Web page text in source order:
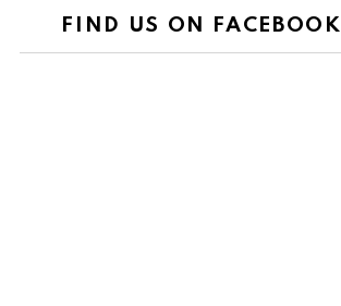
FIND US ON FACEBOOK